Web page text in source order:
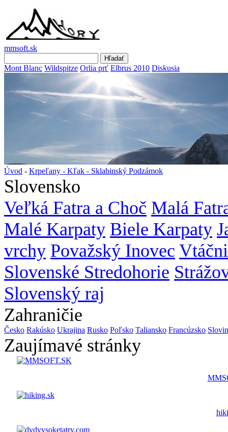
mmsoft.sk
Mont Blanc Wildspitze Orlia prť Elbrus 2010 Diskusia
Úvod - Krpeľany - Kľak - Sklabinský Podzámok
Slovensko
Veľká Fatra a Choč Malá
Malé Karpaty Biele Karpaty
vrchy Považský Inovec
Slovenské Stredohorie
Slovenský raj
Zahraničie
Česko Rakúsko Ukrajina Rusko Poľsko Taliansko Francúzsko
Zaujímavé stránky